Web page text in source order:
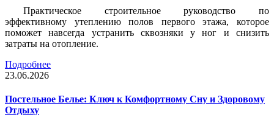
Практическое строительное руководство по
эффективному утеплению полов первого этажа, которое
поможет навсегда устранить сквозняки у ног и снизить
затраты на отопление.
Подробнее
23.06.2026
Постельное Белье: Ключ к Комфортному Сну и Здоровому
Отдыху